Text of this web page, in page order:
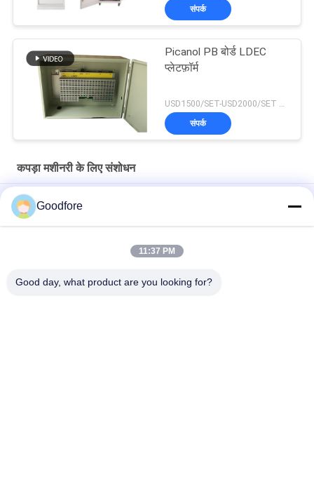
संपर्क
Picanol PB बोर्ड LDEC
प्लेटफ़ॉर्म
संपर्क
कपड़ा मशीनरी के लिए संशोधन
इलेक्ट्रॉनिक जैक्वार्ड इलेक्ट्रिक कंट्रोल बॉक्स लूम कंट्रोल पैनल
टेक्सटाइल मशीनरी पार्ट्स न्यू चाइनीज रैपियर टेप लूम एक्यूमुलेटर वेट फीडर
एयर जेट रैपियर लूम के लिए टेक्सटाइल मशीनरी पार्ट्स पीबी संशोधन एलडीईसी
Goodfore
11:37 PM
Good day, what product are you looking for?